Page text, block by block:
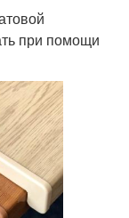
при помощи